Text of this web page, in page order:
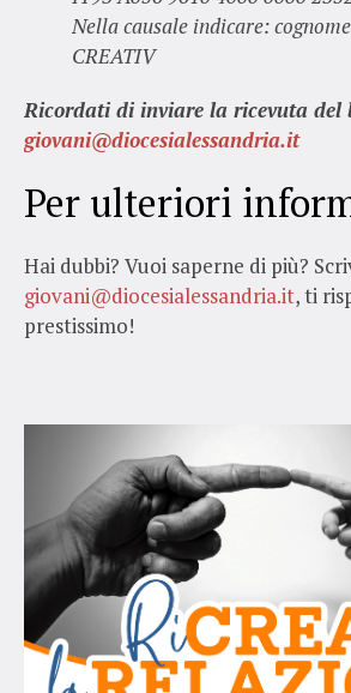
Nella causale indicare:
CREATIV
Ricordati di inviare la ricevuta del
giovani@diocesialessandria.it
Per ulteriori
Hai dubbi? Vuoi saperne di più?
giovani@diocesialessandria.it, ti
prestissimo!